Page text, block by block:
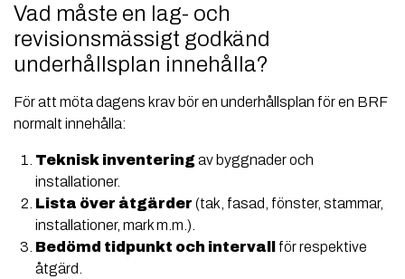
Vad måste en lag- och
revisionsmässigt godkänd
underhållsplan innehålla?
För att möta dagens krav bör en underhållsplan för en BRF
normalt innehålla:
Teknisk inventeringav byggnader och
installationer.
Lista över åtgärder (tak, fasad, fönster, stammar,
installationer, mark m.m.).
Bedömd tidpunkt och intervall
för respektive
åtgärd.